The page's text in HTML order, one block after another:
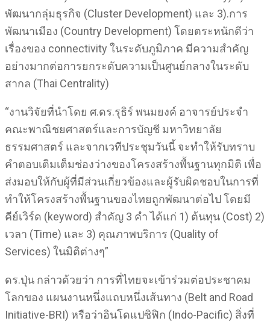
พัฒนากลุ่มธุรกิจ (Cluster Development) และ 3).การ
พัฒนาเมือง (Country Development) โดยตระหนักดีว่า
เรื่องของ connectivity ในระดับภูมิภาค มีความสําคัญ
อย่างมากต่อการยกระดับความเป็นศูนย์กลางในระดับ
สากล (Thai Centrality)
“งานวิจัยที่นำโดย ศ.ดร.รุธิร์ พนมยงค์ อาจารย์ประจำ
คณะพาณิชยศาสตร์และการบัญชี มหาวิทยาลัย
ธรรมศาสตร์ และจากเวทีประชุมวันนี้ จะทำให้รับทราบ
คำตอบเติมเต็มช่องว่างของโครงสร้างพื้นฐานทุกมิติ เพื่อ
ส่งมอบให้กับผู้ที่มีส่วนเกี่ยวข้องและผู้รับผิดชอบในการที่
ทําให้โครงสร้างพื้นฐานของไทยถูกพัฒนาต่อไป โดยมี
คีย์เวิร์ด (keyword) สำคัญ 3 คํา ได้แก่ 1) ต้นทุน (Cost) 2)
เวลา (Time) และ 3) คุณภาพบริการ (Quality of
Services) ในมิติต่างๆ”
ดร.ปุ่น กล่าวด้วยว่า การที่ไทยจะเข้าร่วมต่อประชาคม
โลกของ แผนงานหนึ่งแถบหนึ่งเส้นทาง (Belt and Road
Initiative-BRI) หรือว่าอินโดแปซิฟิก (Indo-Pacific) สิ่งที่